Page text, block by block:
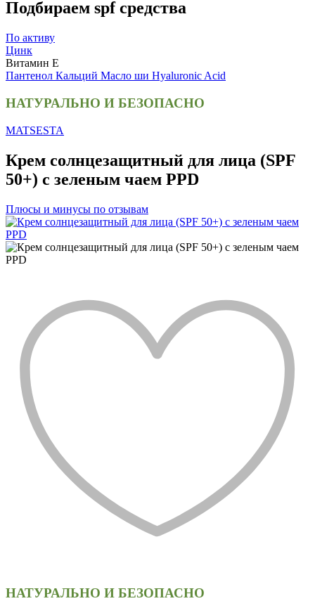
Подбираем spf средства
По активу
Цинк
Витамин Е
Пантенол Кальций Масло ши Hyaluronic Acid
НАТУРАЛЬНО И БЕЗОПАСНО
MATSESTA
Крем солнцезащитный для лица (SPF
50+) с зеленым чаем PPD
Плюсы и минусы по отзывам
НАТУРАЛЬНО И БЕЗОПАСНО